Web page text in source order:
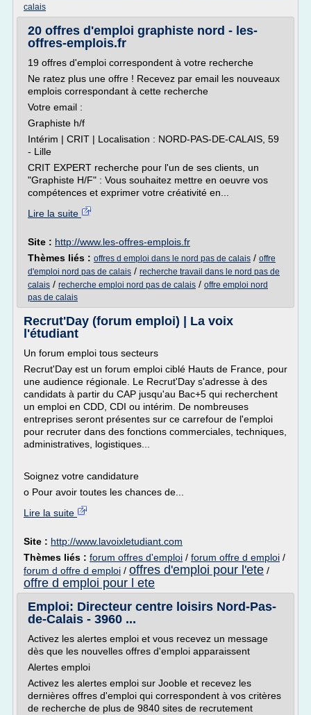
calais
20 offres d'emploi graphiste nord - les-
offres-emplois.fr
19 offres d'emploi correspondent à votre recherche
Ne ratez plus une offre ! Recevez par email les nouveaux
emplois correspondant à cette recherche
Votre email :
Graphiste h/f
Intérim | CRIT | Localisation : NORD-PAS-DE-CALAIS, 59
- Lille
CRIT EXPERT recherche pour l'un de ses clients, un
"Graphiste H/F" : Vous souhaitez mettre en oeuvre vos
compétences et exprimer votre créativité en...
Lire la suite
Site : http://www.les-offres-emplois.fr
Thèmes liés : offres d emploi dans le nord pas de calais / offre
d'emploi nord pas de calais / recherche travail dans le nord pas de
calais / recherche emploi nord pas de calais / offre emploi nord
pas de calais
Recrut'Day (forum emploi) | La voix
l'étudiant
Un forum emploi tous secteurs
Recrut'Day est un forum emploi ciblé Hauts de France, pour
une audience régionale. Le Recrut'Day s'adresse à des
candidats à partir du CAP jusqu'au Bac+5 qui recherchent
un emploi en CDD, CDI ou intérim. De nombreuses
entreprises seront présentes sur ce carrefour de l'emploi
pour recruter dans des fonctions commerciales, techniques,
administratives, logistiques...
Soignez votre candidature
o Pour avoir toutes les chances de...
Lire la suite
Site : http://www.lavoixletudiant.com
Thèmes liés : forum offres d'emploi / forum offre d emploi /
forum d offre d emploi / offres d'emploi pour l'ete /
offre d emploi pour l ete
Emploi: Directeur centre loisirs Nord-Pas-
de-Calais - 3960 ...
Activez les alertes emploi et vous recevez un message
dès que les nouvelles offres d'emploi apparaissent
Alertes emploi
Activez les alertes emploi sur Jooble et recevez les
dernières offres d'emploi qui correspondent à vos critères
de recherche de plus de 9840 sites de recrutement